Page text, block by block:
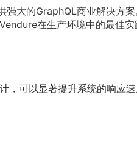
大的GraphQL商业解决方
在生产环境中的最佳实
，可以显著提升系统的响应